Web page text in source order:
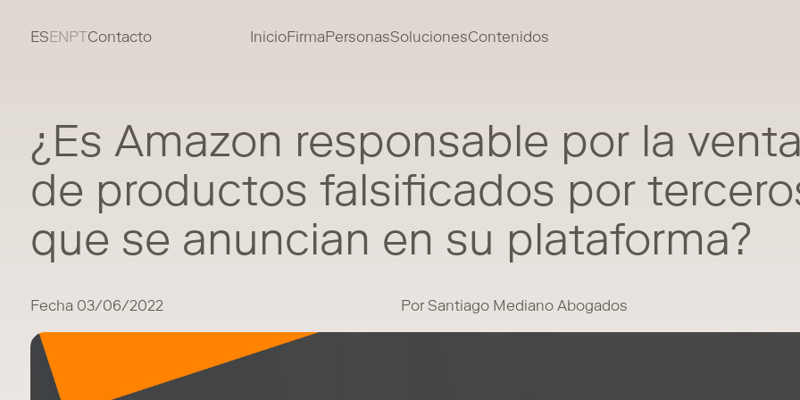
ESENPT Contacto InicioFirmaPersonasSolucionesContenidos
¿Es Amazon responsable por la
de productos falsificados por
que se anuncian en su plataforma?
Fecha 03/06/2022 Por Santiago Mediano Abogados